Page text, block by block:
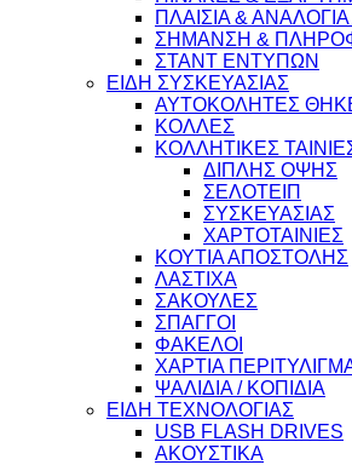
ΠΛΑΙΣΙΑ &
ΣΗΜΑΝΣΗ &
ΣΤΑΝΤ ΕΝΤΥΠΩΝ
ΕΙΔΗ ΣΥΣΚΕΥΑΣΙΑΣ
ΑΥΤΟΚΟΛΗΤΕΣ
ΚΟΛΛΕΣ
ΚΟΛΛΗΤΙΚΕΣ
ΔΙΠΛΗΣ ΟΨΗΣ
ΣΕΛΟΤΕΙΠ
ΣΥΣΚΕΥΑΣΙΑΣ
ΧΑΡΤΟΤΑΙΝΙΕΣ
ΚΟΥΤΙΑ ΑΠΟΣΤΟΛΗΣ
ΛΑΣΤΙΧΑ
ΣΑΚΟΥΛΕΣ
ΣΠΑΓΓΟΙ
ΦΑΚΕΛΟΙ
ΧΑΡΤΙΑ
ΨΑΛΙΔΙΑ / ΚΟΠΙΔΙΑ
ΕΙΔΗ ΤΕΧΝΟΛΟΓΙΑΣ
USB FLASH DRIVES
ΑΚΟΥΣΤΙΚΑ